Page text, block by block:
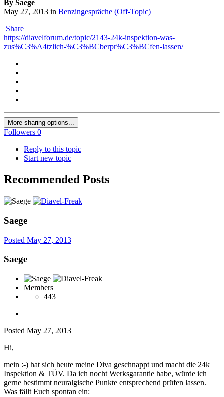
By Saege
May 27, 2013 in Benzingespräche (Off-Topic)
Share
https://diavelforum.de/topic/2143-24k-inspektion-was-
zus%C3%A4tzlich-%C3%BCberpr%C3%BCfen-lassen/
More sharing options...
Followers 0
Reply to this topic
Start new topic
Recommended Posts
Saege
Posted May 27, 2013
Saege
Members
443
Posted May 27, 2013
Hi,
mein :-) hat sich heute meine Diva geschnappt und macht die 24k
Inspektion & TÜV. Da ich nocht Werksgarantie habe, würde ich
gerne bestimmt neuralgische Punkte entsprechend prüfen lassen.
Was fällt Euch spontan ein: